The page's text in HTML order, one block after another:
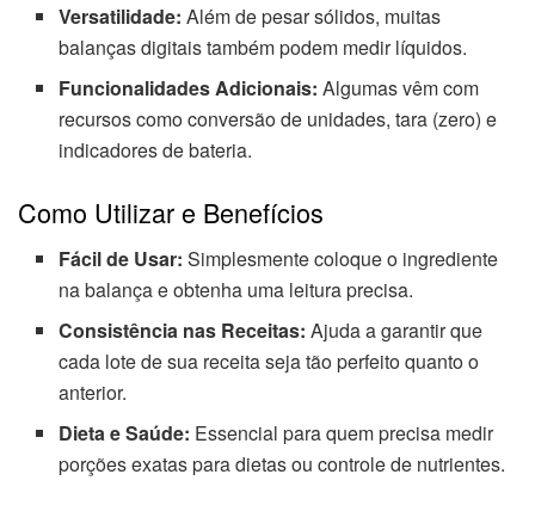
Versatilidade: Além de pesar sólidos, muitas
balanças digitais também podem medir líquidos.
Funcionalidades Adicionais: Algumas vêm com
recursos como conversão de unidades, tara (zero) e
indicadores de bateria.
Como Utilizar e Benefícios
Fácil de Usar: Simplesmente coloque o ingrediente
na balança e obtenha uma leitura precisa.
Consistência nas Receitas: Ajuda a garantir que
cada lote de sua receita seja tão perfeito quanto o
anterior.
Dieta e Saúde: Essencial para quem precisa medir
porções exatas para dietas ou controle de nutrientes.